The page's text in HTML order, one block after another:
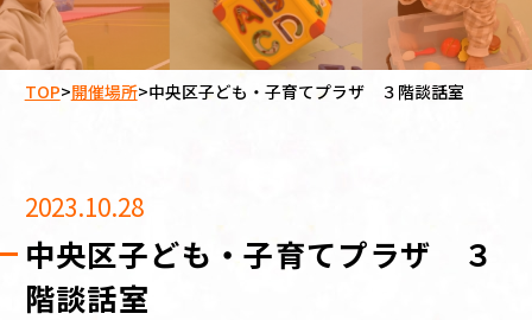
TOP>開催場所>中央区子ども・子育てプラザ ３階談話室
2023.10.28
中央区子ども・子育てプラザ ３
階談話室